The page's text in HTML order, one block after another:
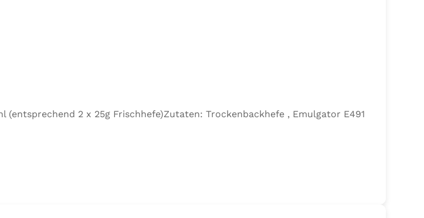
2 x 25g Frischhefe)Zutaten: Trockenbackhefe , Emulgator E491